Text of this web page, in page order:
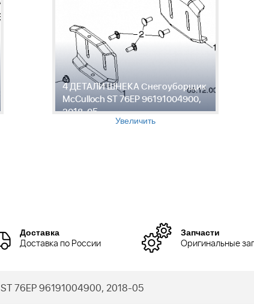
4 ДЕТАЛИ ШНЕКА Снегоуборщик
McCulloch ST 76EP 96191004900,
2018-05
Увеличить
Доставка
Доставка по России
Запчасти
Оригинальные
76EP 96191004900, 2018-05